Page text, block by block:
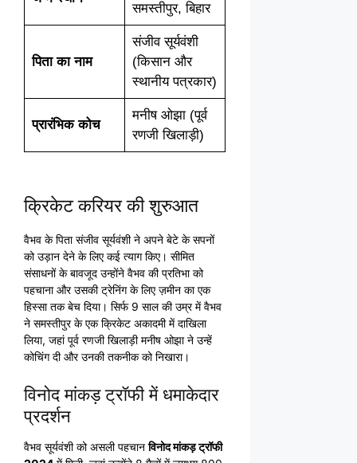
समस्तीपुर, बिहार
पिता का नाम
संजीव सूर्यवंशी
(किसान और
स्थानीय पत्रकार)
प्रारंभिक कोच
मनीष ओझा (पूर्व
रणजी खिलाड़ी)
क्रिकेट करियर की शुरुआत
वैभव के पिता संजीव सूर्यवंशी ने अपने बेटे के सपनों
को उड़ान देने के लिए कई त्याग किए। सीमित
संसाधनों के बावजूद उन्होंने वैभव की प्रतिभा को
पहचाना और उसकी ट्रेनिंग के लिए ज़मीन का एक
हिस्सा तक बेच दिया। सिर्फ 9 साल की उम्र में वैभव
ने समस्तीपुर के एक क्रिकेट अकादमी में दाखिला
लिया, जहां पूर्व रणजी खिलाड़ी मनीष ओझा ने उन्हें
कोचिंग दी और उनकी तकनीक को निखारा।
विनोद मांकड़ ट्रॉफी में धमाकेदार
प्रदर्शन
वैभव सूर्यवंशी को असली पहचानविनोद मांकड़ ट्रॉफी